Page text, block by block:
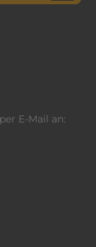
E-Mail an: